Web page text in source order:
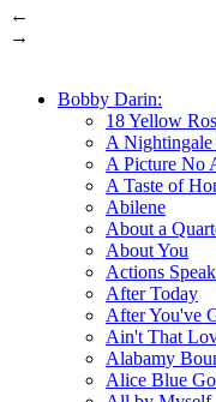
←
→
Bobby Darin:
18 Yellow
A Nightingale
A Picture No
A Taste of
Abilene
About a
About You
Actions
After Today
After You've
Ain't That
Alabamy
Alice Blue